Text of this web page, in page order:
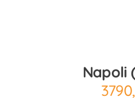
Napoli